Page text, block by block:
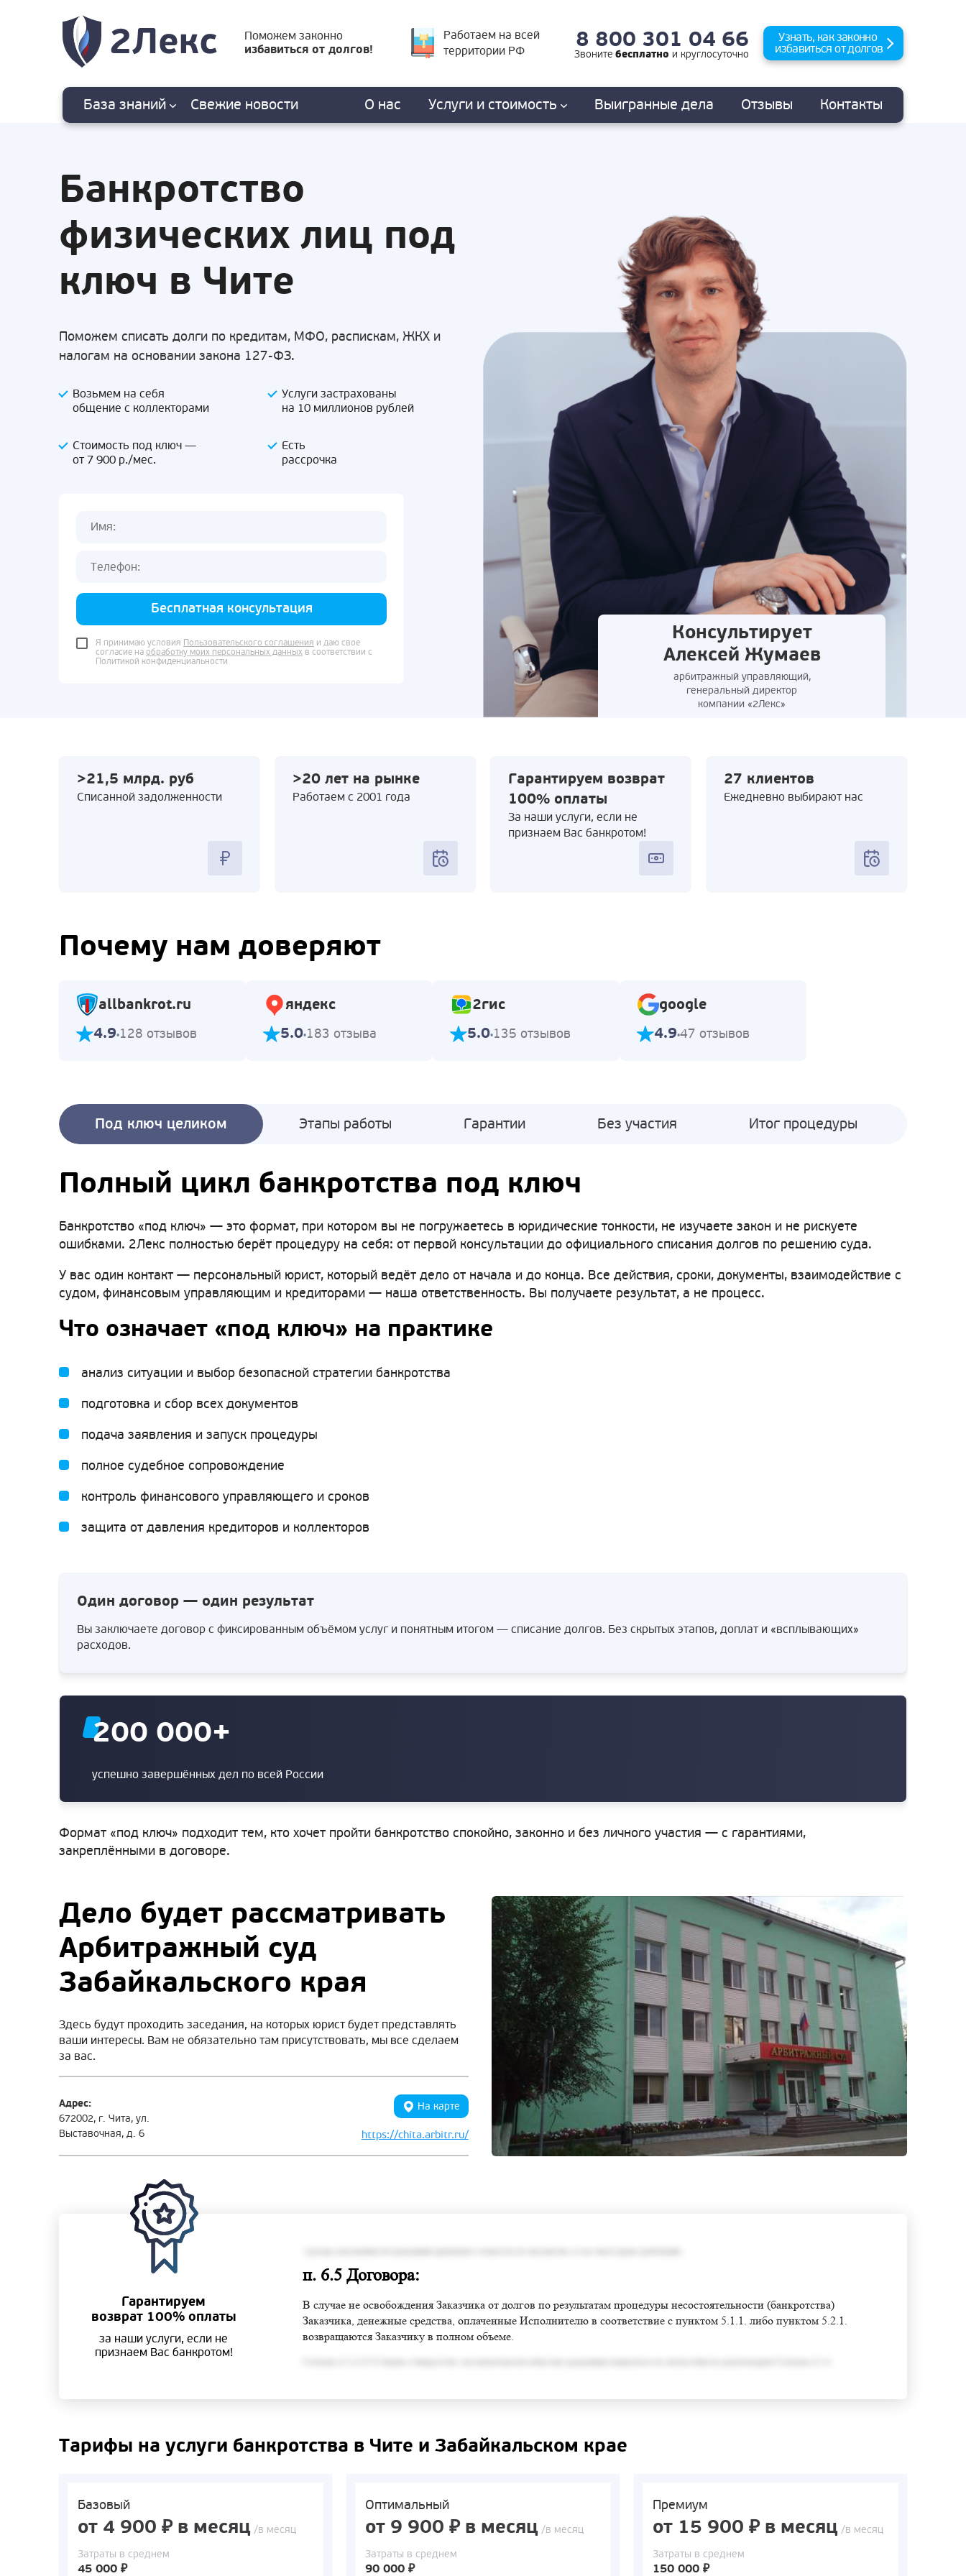
Поможем законно
избавиться от долгов!
Работаем на всей
территории РФ
8 800 301 04 66
Звонитебесплатно икруглосуточно
Узнать, как законно
избавиться от долгов
База знаний Свежие новости О нас Услуги и стоимость Выигранные дела Отзывы Контакты
Банкротство
физических лиц под
ключ в Чите
Поможем списать долги по кредитам, МФО, распискам, ЖКХ и
налогам на основании закона 127-ФЗ.
Возьмем на себя
общение с коллекторами
Услуги застрахованы
на 10 миллионов рублей
Стоимость под ключ —
от 7 900 р./мес.
Есть
рассрочка
Бесплатная консультация
Я принимаю условия Пользовательского соглашения и даю свое
согласие на обработку моих персональных данных в соответствии с
Политикой конфиденциальности
Консультирует
Алексей Жумаев
арбитражный управляющий,
генеральный директор
компании «2Лекс»
>21,5 млрд. руб
Cписанной задолженности
>20 лет на рынке
Работаем с 2001 года
Гарантируем возврат
100% оплаты
За наши услуги, если не
признаем Вас банкротом!
27 клиентов
Ежедневно выбирают нас
Почему нам доверяют
allbankrot.ru
4.9 128 отзывов
яндекс
5.0 183 отзыва
2гис
5.0 135 отзывов
google
4.9 47 отзывов
Под ключ целиком Этапы работы Гарантии Без участия Итог процедуры
Полный цикл банкротства под ключ
Банкротство «под ключ» — это формат, при котором вы не погружаетесь в юридические тонкости, не изучаете закон и не рискуете
ошибками. 2Лекс полностью берёт процедуру на себя: от первой консультации до официального списания долгов по решению суда.
У вас один контакт — персональный юрист, который ведёт дело от начала и до конца. Все действия, сроки, документы, взаимодействие с
судом, финансовым управляющим и кредиторами — наша ответственность. Вы получаете результат, а не процесс.
Что означает «под ключ» на практике
анализ ситуации и выбор безопасной стратегии банкротства
подготовка и сбор всех документов
подача заявления и запуск процедуры
полное судебное сопровождение
контроль финансового управляющего и сроков
защита от давления кредиторов и коллекторов
Один договор — один результат
Вы заключаете договор с фиксированным объёмом услуг и понятным итогом — списание долгов. Без скрытых этапов, доплат и «всплывающих»
расходов.
200 000+
успешно завершённых дел по всей России
Формат «под ключ» подходит тем, кто хочет пройти банкротство спокойно, законно и без личного участия — с гарантиями,
закреплёнными в договоре.
Дело будет рассматривать
Арбитражный суд
Забайкальского края
Здесь будут проходить заседания, на которых юрист будет представлять
ваши интересы. Вам не обязательно там присутствовать, мы все сделаем
за вас.
Адрес:
672002, г. Чита, ул.
Выставочная, д. 6
На карте
https://chita.arbitr.ru/
Гарантируем
возврат 100% оплаты
за наши услуги, если не
признаем Вас банкротом!
п. 6.5 Договора:
В случае не освобождения Заказчика от долгов по результатам процедуры несостоятельности (банкротства)
Заказчика, денежные средства, оплаченные Исполнителю в соответствие с пунктом 5.1.1. либо пунктом 5.2.1.
возвращаются Заказчику в полном объеме.
Тарифы на услуги банкротства в Чите и Забайкальском крае
Базовый
от 4 900 ₽ в месяц /в месяц
Затраты в среднем
45 000 ₽
Оптимальный
от 9 900 ₽ в месяц /в месяц
Затраты в среднем
90 000 ₽
Премиум
от 15 900 ₽ в месяц /в месяц
Затраты в среднем
150 000 ₽